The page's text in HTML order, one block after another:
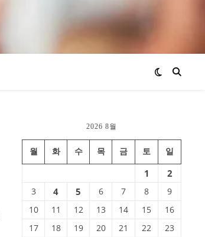
2026 8월
월 화 수 목 금 토 일
1 2
3 4 5 6 7 8
9
10
11 12 13 14 15
16
17
18 19 20 21 22
23